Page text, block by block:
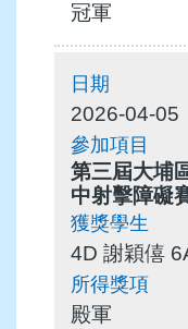
冠軍
2026-04-05
第三屆大埔
中射擊障礙
4D 謝穎僖
殿軍